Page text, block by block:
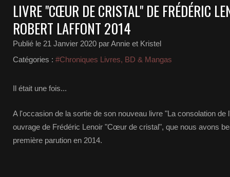
LIVRE "CŒUR DE CRISTAL" DE FRÉDÉRIC
ROBERT LAFFONT 2014
Publié le 21 Janvier 2020 par Annie et Kristel
Catégories : #Chroniques Livres, BD & Mangas
Il était une fois...
A l'occasion de la sortie de son nouveau livre "La consolation de
ouvrage de Frédéric Lenoir "Cœur de cristal", que nous avons
première parution en 2014.